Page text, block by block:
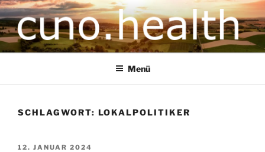
CUNO.HEALTH
Ihre zukunftsorientierte Gesundheitsversorgung
Menü
SCHLAGWORT: LOKALPOLITIKER
12. JANUAR 2024